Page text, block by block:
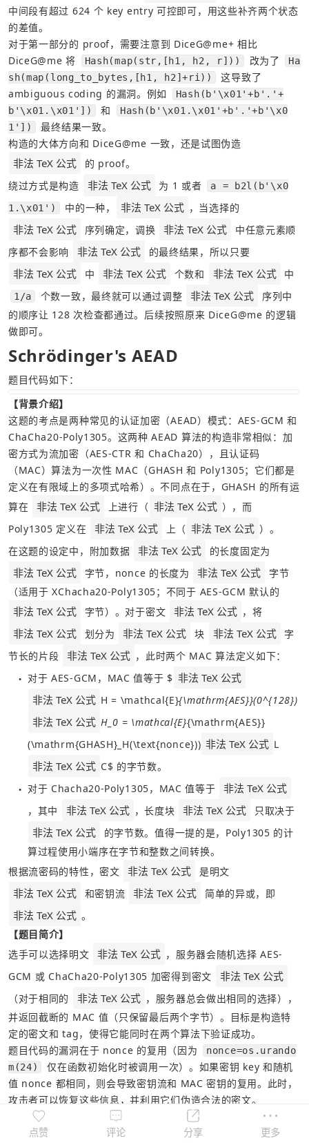
中间段有超过 624 个 key entry 可控即可，用这些补齐两个状态
的差值。
对于第一部分的 proof，需要注意到 DiceG@me+ 相比
DiceG@me 将
Hash(map(str,[h1, h2, r])) 改为了
Ha
sh(map(long_to_bytes,[h1, h2]+ri))
这导致了
ambiguous coding 的漏洞。例如
Hash(b'\x01'+b'.'+
b'\x01.\x01'])
和
Hash(b'\x01.\x01'+b'.'+b'\x0
1'])
最终结果一致。
构造的大体方向和 DiceG@me 一致，还是试图伪造
非法 TeX 公式
的 proof。
绕过方式是构造
非法 TeX 公式 为 1 或者
a = b2l(b'\x0
1.\x01')
中的一种， 非法 TeX 公式 ，当选择的
非法 TeX 公式 序列确定，调换 非法 TeX 公式
中任意元素顺
序都不会影响
非法 TeX 公式 的最终结果，所以只要
非法 TeX 公式 中 非法 TeX 公式 个数和 非法 TeX 公式 中
1/a 个数一致，最终就可以通过调整 非法 TeX 公式
序列中
的顺序让 128 次检查都通过。后续按照原来 DiceG@me 的逻辑
做即可。
Schrödinger's AEAD
题目代码如下：
【背景介绍】
这题的考点是两种常见的认证加密（AEAD）模式：AES-GCM 和
ChaCha20-Poly1305。这两种 AEAD 算法的构造非常相似：加
密方式为流加密（AES-CTR 和 ChaCha20），且认证码
（MAC）算法为一次性 MAC（GHASH 和 Poly1305；它们都是
定义在有限域上的多项式哈希）。不同点在于，GHASH 的所有运
算在
非法 TeX 公式 上进行（ 非法 TeX 公式 ），而
Poly1305 定义在
非法 TeX 公式 上（ 非法 TeX 公式 ）。
在这题的设定中，附加数据
非法 TeX 公式 的长度固定为
非法 TeX 公式 字节，nonce 的长度为 非法 TeX 公式
字节
（适用于 XChacha20-Poly1305；不同于 AES-GCM 默认的
非法 TeX 公式 字节）。对于密文 非法 TeX 公式 ，将
非法 TeX 公式 划分为 非法 TeX 公式 块 非法 TeX 公式
字
节长的片段
非法 TeX 公式 ，此时两个 MAC 算法定义如下：
● 对于 AES-GCM，MAC 值等于 $ 非法 TeX 公式
非法 TeX 公式 H = \mathcal{E}{\mathrm{AES}}(0^{128})
非法 TeX 公式 H_0 = \mathcal{E}{\mathrm{AES}}
(\mathrm{GHASH}_H(\text{nonce})) 非法 TeX 公式 L
非法 TeX 公式 C$ 的字节数。
● 对于 Chacha20-Poly1305，MAC 值等于 非法 TeX 公式
，其中 非法 TeX 公式 ，长度块 非法 TeX 公式 只取决于
非法 TeX 公式
的字节数。值得一提的是，Poly1305 的计
算过程使用小端序在字节和整数之间转换。
根据流密码的特性，密文
非法 TeX 公式 是明文
非法 TeX 公式 和密钥流 非法 TeX 公式 简单的异或，即
非法 TeX 公式 。
【题目简介】
选手可以选择明文
非法 TeX 公式 ，服务器会随机选择 AES-
GCM 或 ChaCha20-Poly1305 加密得到密文
非法 TeX 公式
（对于相同的 非法 TeX 公式 ，服务器总会做出相同的选择），
并返回截断的 MAC 值（只保留最后两个字节）。目标是构造特
定的密文和 tag，使得它能同时在两个算法下验证成功。
题目代码的漏洞在于 nonce 的复用（因为
nonce=os.urando
m(24)
仅在函数初始化时被调用一次）。如果密钥 key 和随机
值 nonce 都相同，则会导致密钥流和 MAC 密钥的复用。此时，
攻击者可以恢复这些信息，并利用它们伪造合法的密文。
【解答】
区分 GCM 和 Poly1305 的输出
点赞 评论 分享 更多